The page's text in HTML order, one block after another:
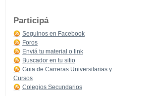
Participá
Seguinos en Facebook
Foros
Enviá tu material o link
Buscador en tu sitio
Guia de Carreras Universitarias y
Cursos
Colegios Secundarios